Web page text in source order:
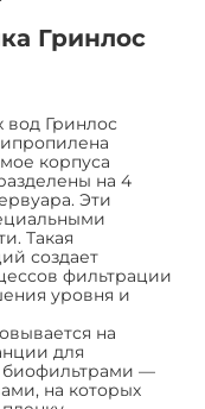
Гринлос
вод Гринлос
корпуса
на 4
Эти
Такая
создает
фильтрации
уровня и
на
для
биофильтрами —
на которых